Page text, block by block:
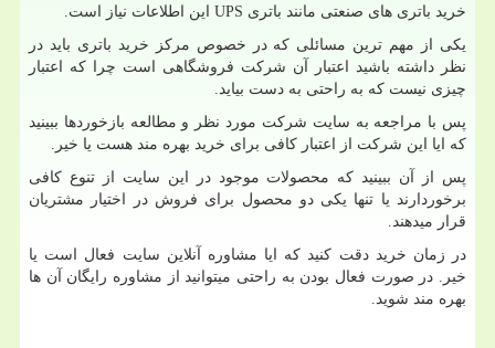
خرید باتری های صنعتی مانند باتری UPS این اطلاعات نیاز است.
یکی از مهم ترین مسائلی که در خصوص مرکز خرید باتری باید در
نظر داشته باشید اعتبار آن شرکت فروشگاهی است چرا که اعتبار
چیزی نیست که به راحتی به دست بیاید.
پس با مراجعه به سایت شرکت مورد نظر و مطالعه بازخوردها ببینید
که ایا این شرکت از اعتبار کافی برای خرید بهره مند هست یا خیر.
پس از آن ببینید که محصولات موجود در این سایت از تنوع کافی
برخوردارند یا تنها یکی دو محصول برای فروش در اختیار مشتریان
قرار میدهند.
در زمان خرید دقت کنید که ایا مشاوره آنلاین سایت فعال است یا
خیر. در صورت فعال بودن به راحتی میتوانید از مشاوره رایگان آن ها
بهره مند شوید.